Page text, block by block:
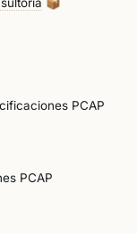
PCAP
PCAP